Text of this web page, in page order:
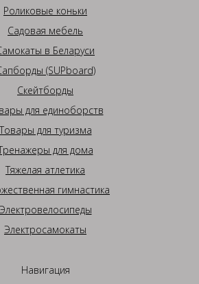
Роликовые коньки
Садовая мебель
в Беларуси
(SUPboard)
Скейтборды
для единоборств
Товары для туризма
для дома
Тяжелая атлетика
гимнастика
Электровелосипеды
Электросамокаты
Навигация